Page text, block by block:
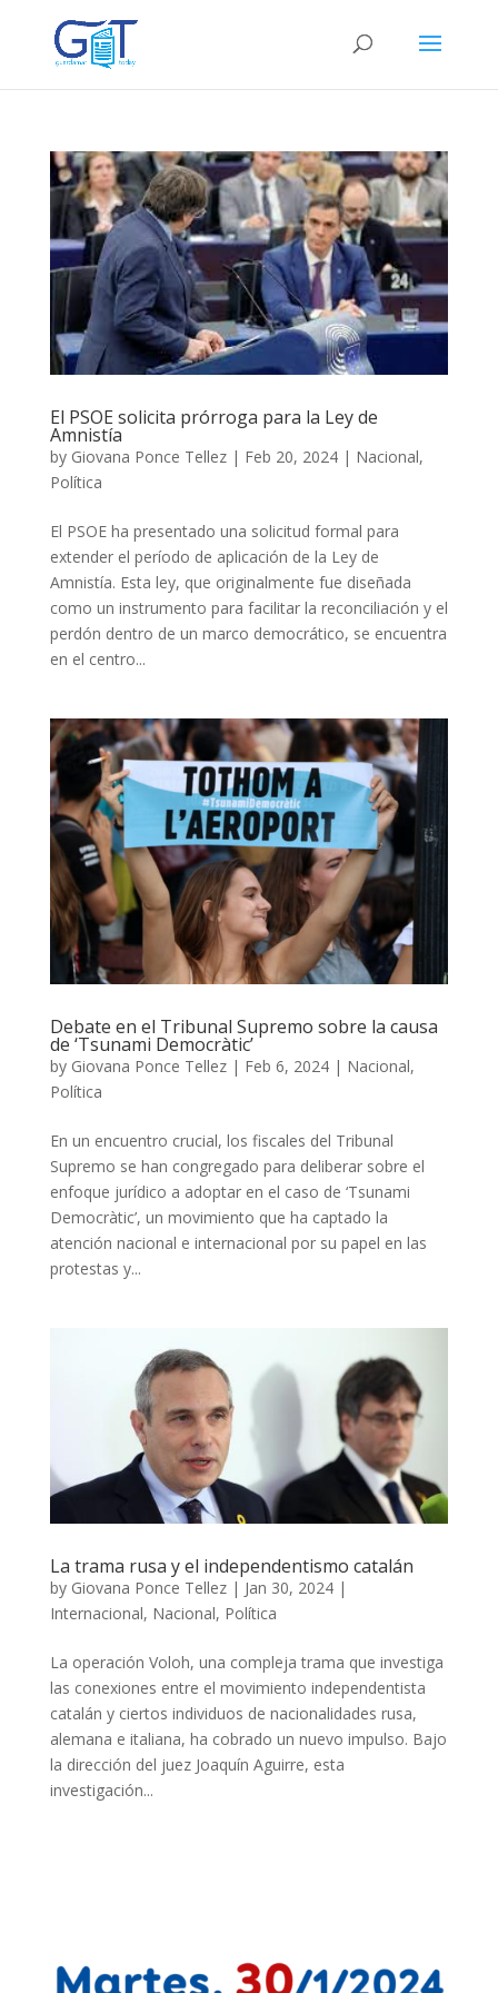
El PSOE solicita prórroga para la Ley de
Amnistía
by Giovana Ponce Tellez| Feb 20, 2024| Nacional,
Política
El PSOE ha presentado una solicitud formal para
extender el período de aplicación de la Ley de
Amnistía. Esta ley, que originalmente fue diseñada
como un instrumento para facilitar la reconciliación y el
perdón dentro de un marco democrático, se encuentra
en el centro...
Debate en el Tribunal Supremo sobre la causa
de ‘Tsunami Democràtic’
by Giovana Ponce Tellez| Feb 6, 2024| Nacional,
Política
En un encuentro crucial, los fiscales del Tribunal
Supremo se han congregado para deliberar sobre el
enfoque jurídico a adoptar en el caso de ‘Tsunami
Democràtic’, un movimiento que ha captado la
atención nacional e internacional por su papel en las
protestas y...
La trama rusa y el independentismo catalán
by Giovana Ponce Tellez| Jan 30, 2024|
Internacional, Nacional, Política
La operación Voloh, una compleja trama que investiga
las conexiones entre el movimiento independentista
catalán y ciertos individuos de nacionalidades rusa,
alemana e italiana, ha cobrado un nuevo impulso. Bajo
la dirección del juez Joaquín Aguirre, esta
investigación...